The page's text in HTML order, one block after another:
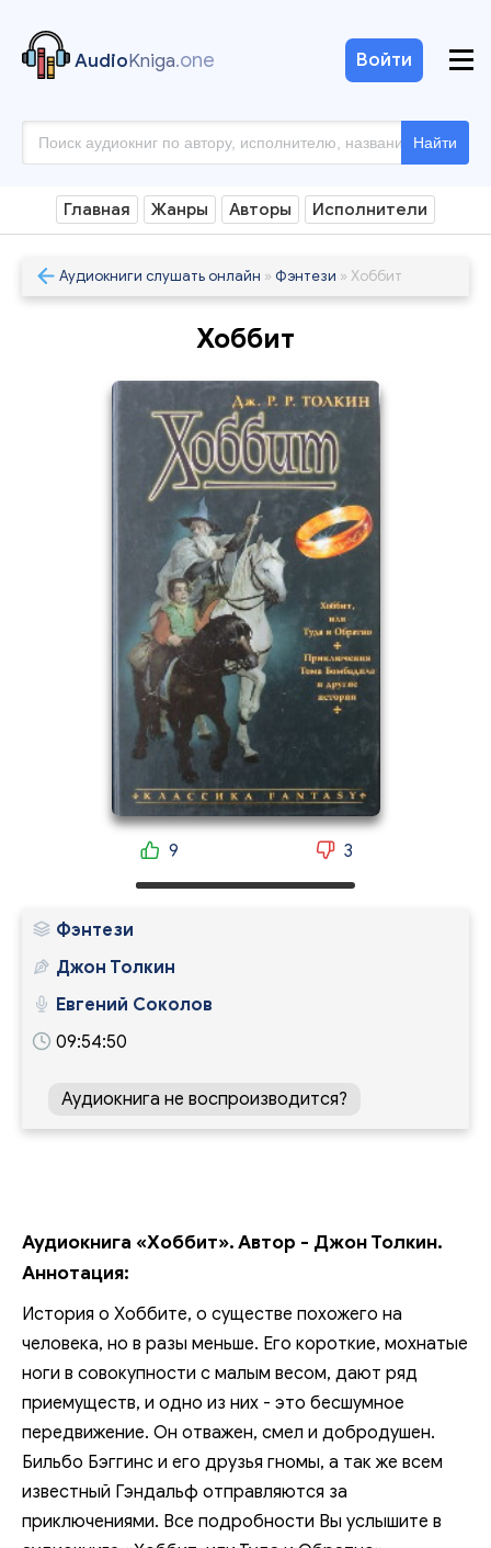
AudioKniga.one
Найти
Войти
Главная Жанры Авторы Исполнители
Аудиокниги слушать онлайн » Фэнтези » Хоббит
Хоббит
9 3
Фэнтези
Джон Толкин
Евгений Соколов
09:54:50
Аудиокнига не воспроизводится?
Аудиокнига «Хоббит». Автор - Джон Толкин.
Аннотация:
История о Хоббите, о существе похожего на
человека, но в разы меньше. Его короткие, мохнатые
ноги в совокупности с малым весом, дают ряд
приемуществ, и одно из них - это бесшумное
передвижение. Он отважен, смел и добродушен.
Бильбо Бэггинс и его друзья гномы, а так же всем
известный Гэндальф отправляются за
приключениями. Все подробности Вы услышите в